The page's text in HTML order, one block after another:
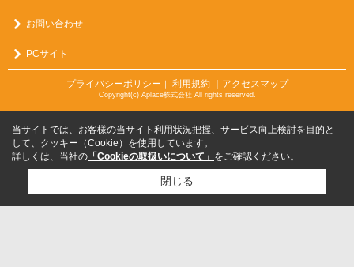
お問い合わせ
PCサイト
プライバシーポリシー ｜ 利用規約 ｜アクセスマップ
Copyright(c) Aplace株式会社 All rights reserved.
当サイトでは、お客様の当サイト利用状況把握、サービス向上検討を目的と
して、クッキー（Cookie）を使用しています。
詳しくは、当社の 「Cookieの取扱いについて」 をご確認ください。
閉じる